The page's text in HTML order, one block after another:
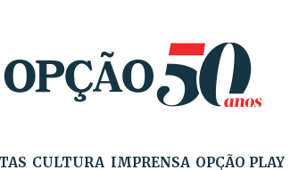
CULTURA IMPRENSA OPÇÃO PLAY